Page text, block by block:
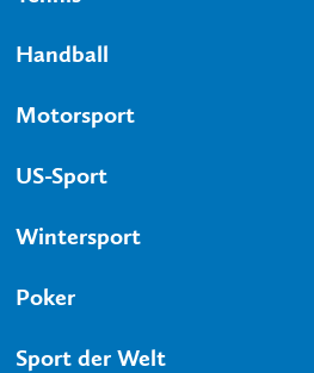
Handball
Motorsport
US-Sport
Wintersport
Poker
Sport der Welt